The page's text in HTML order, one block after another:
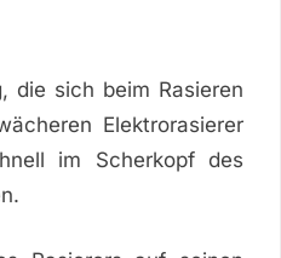
die sich beim Rasieren
Elektrorasierer
im Scherkopf des